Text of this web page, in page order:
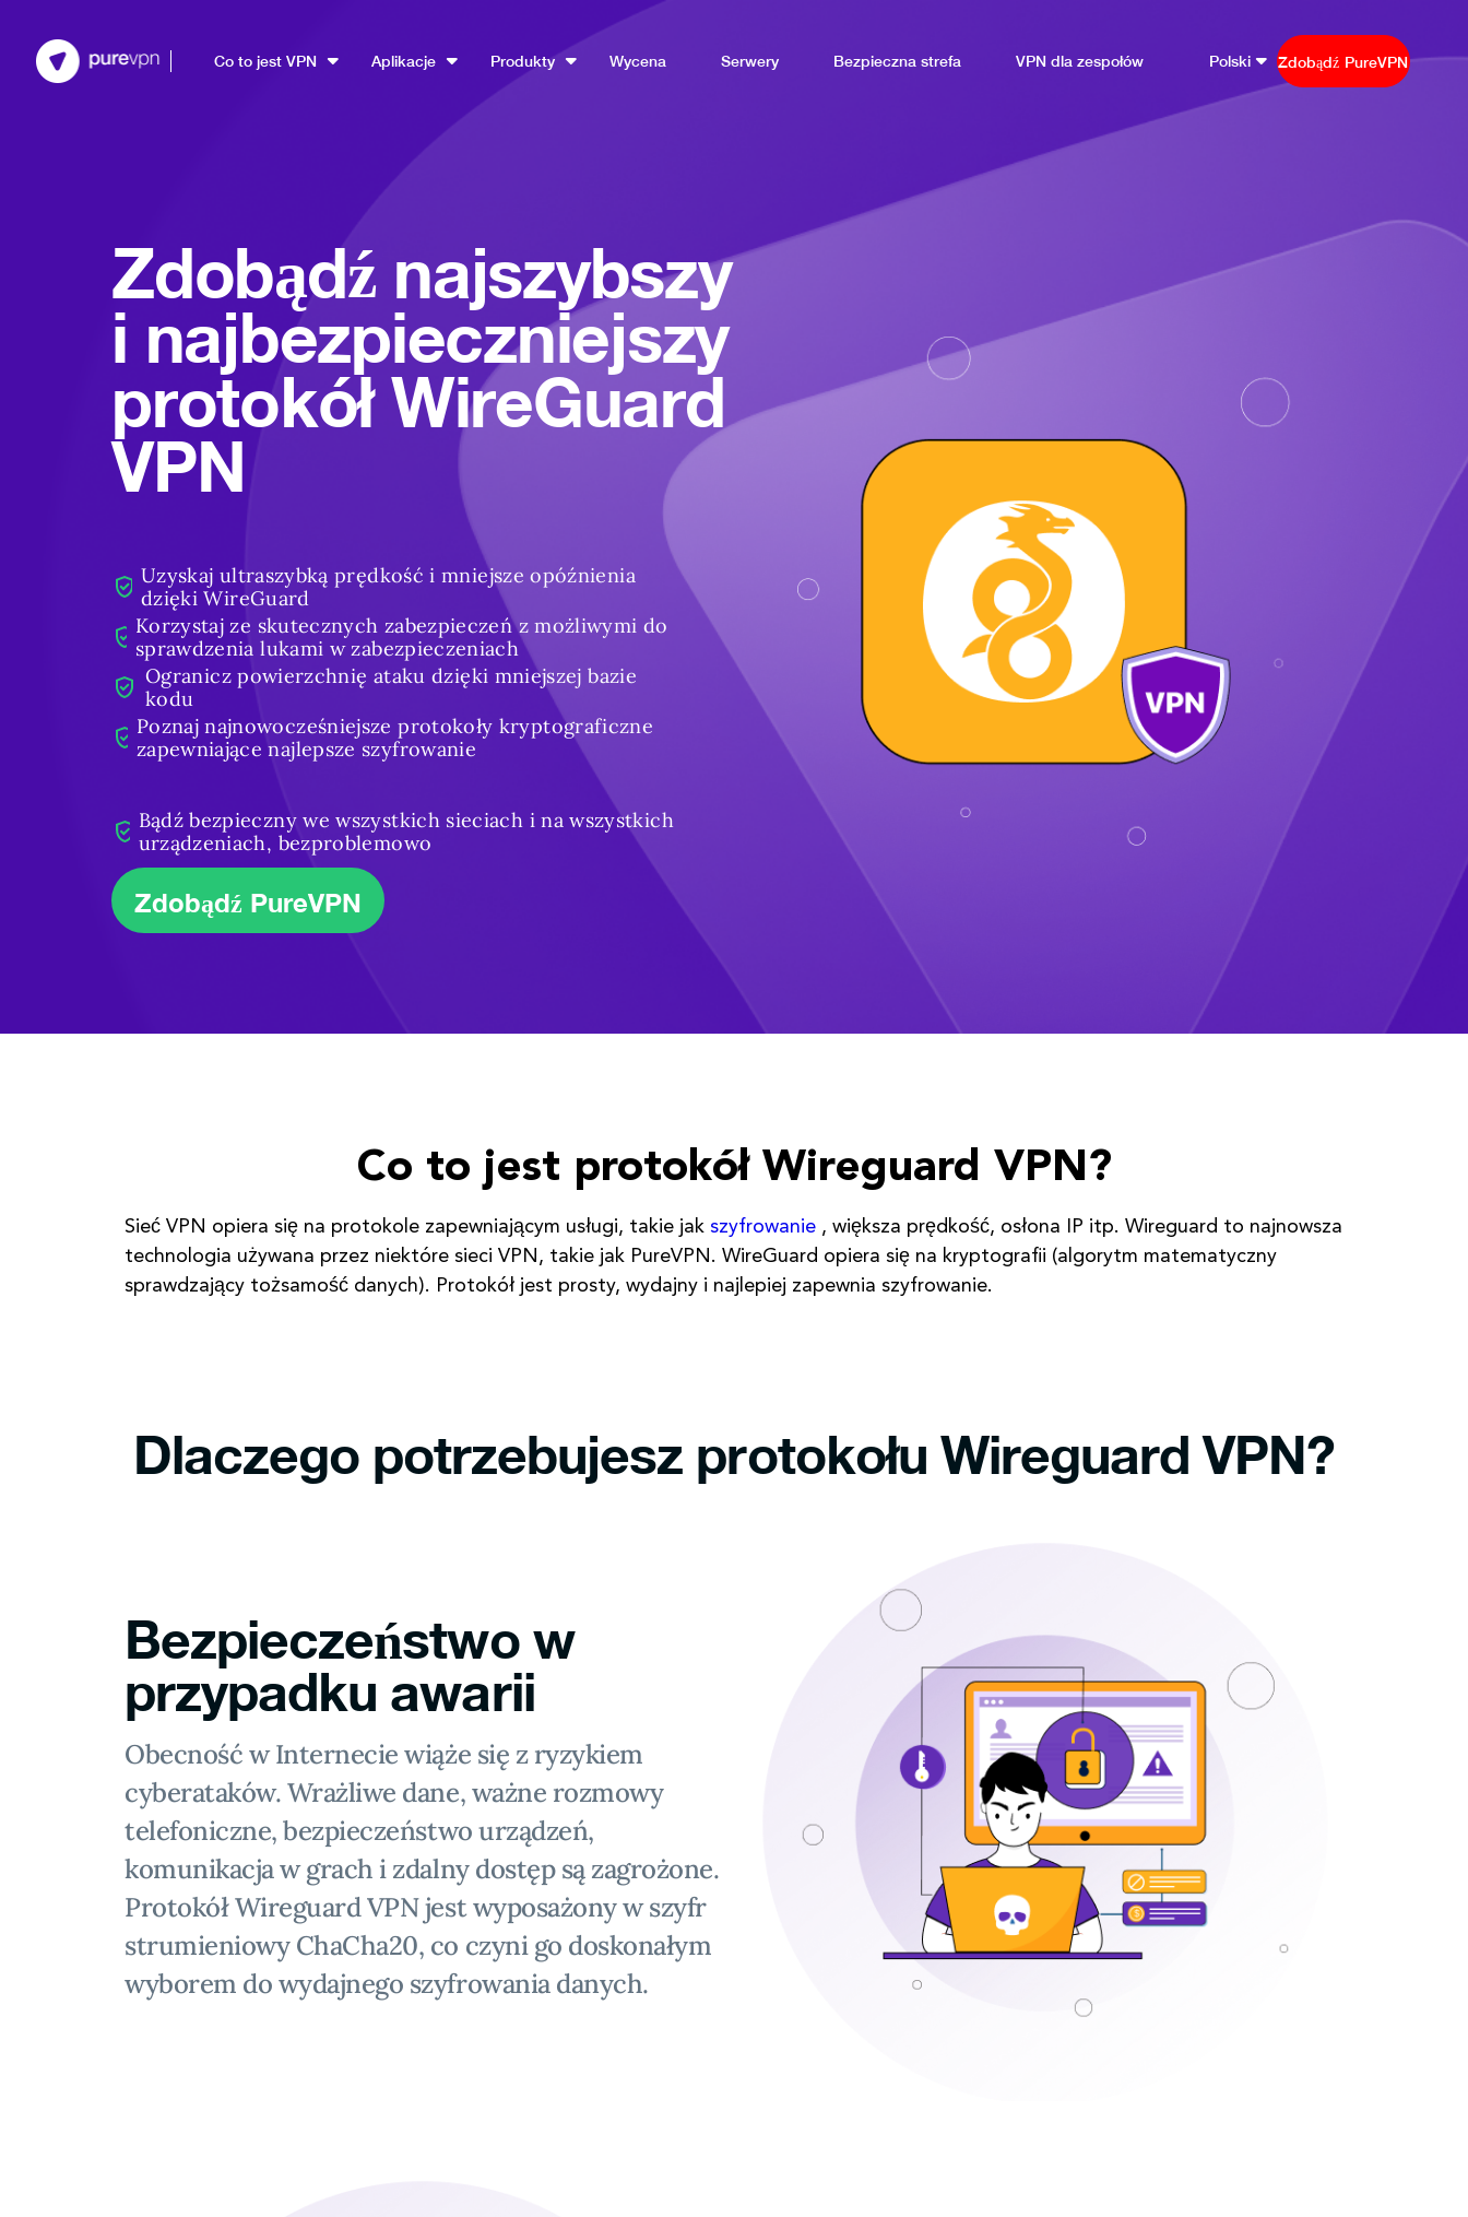
Co to jest VPN Aplikacje Produkty Wycena Serwery Bezpieczna strefa VPN dla zespołów Polski Zdobądź PureVPN
Zdobądź najszybszy
i najbezpieczniejszy
protokół WireGuard
VPN
Uzyskaj ultraszybką prędkość i mniejsze opóźnienia
dzięki WireGuard
Korzystaj ze skutecznych zabezpieczeń z możliwymi do
sprawdzenia lukami w zabezpieczeniach
Ogranicz powierzchnię ataku dzięki mniejszej bazie
kodu
Poznaj najnowocześniejsze protokoły kryptograficzne
zapewniające najlepsze szyfrowanie
Bądź bezpieczny we wszystkich sieciach i na wszystkich
urządzeniach, bezproblemowo
Zdobądź PureVPN
Co to jest protokół Wireguard VPN?
Sieć VPN opiera się na protokole zapewniającym usługi, takie jak szyfrowanie , większa prędkość, osłona IP itp. Wireguard to najnowsza
technologia używana przez niektóre sieci VPN, takie jak PureVPN. WireGuard opiera się na kryptografii (algorytm matematyczny
sprawdzający tożsamość danych). Protokół jest prosty, wydajny i najlepiej zapewnia szyfrowanie.
Dlaczego potrzebujesz protokołu Wireguard VPN?
Bezpieczeństwo w
przypadku awarii
Obecność w Internecie wiąże się z ryzykiem
cyberataków. Wrażliwe dane, ważne rozmowy
telefoniczne, bezpieczeństwo urządzeń,
komunikacja w grach i zdalny dostęp są zagrożone.
Protokół Wireguard VPN jest wyposażony w szyfr
strumieniowy ChaCha20, co czyni go doskonałym
wyborem do wydajnego szyfrowania danych.